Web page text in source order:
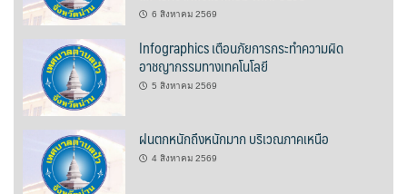
นครน่านอพาร์ทเม้น
นะลาวิวรีสอร์ท
นาต้นบัวโฮมสเตย์
น่านปัว รีสอร์ท
6 สิงหาคม 2569
Infographics เตือนภัยการกระทำความผิด
อาชญากรรมทางเทคโนโลยี
5 สิงหาคม 2569
ฝนตกหนักถึงหนักมาก บริเวณภาคเหนือ
4 สิงหาคม 2569